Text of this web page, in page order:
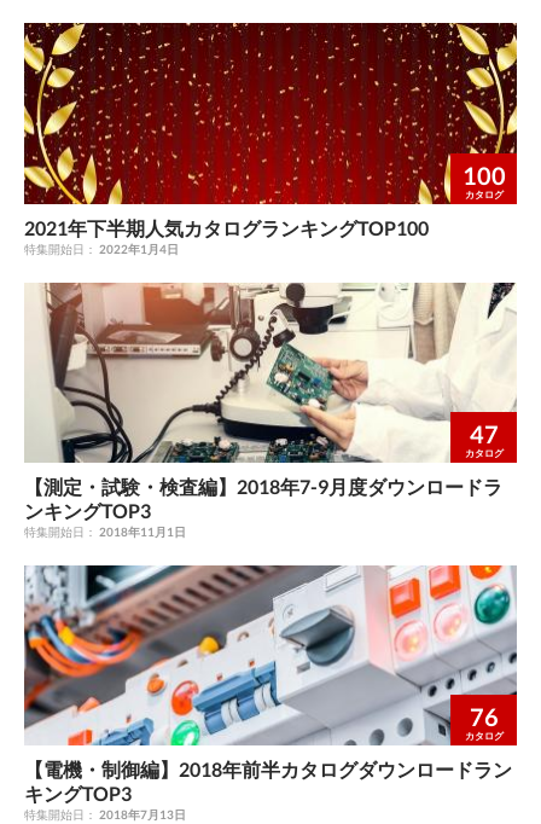
100
カタログ
2021年下半期人気カタログランキングTOP100
特集開始日： 2022年1月4日
47
カタログ
【測定・試験・検査編】2018年7-9月度ダウンロードラ
ンキングTOP3
特集開始日： 2018年11月1日
76
カタログ
【電機・制御編】2018年前半カタログダウンロードラン
キングTOP3
特集開始日： 2018年7月13日